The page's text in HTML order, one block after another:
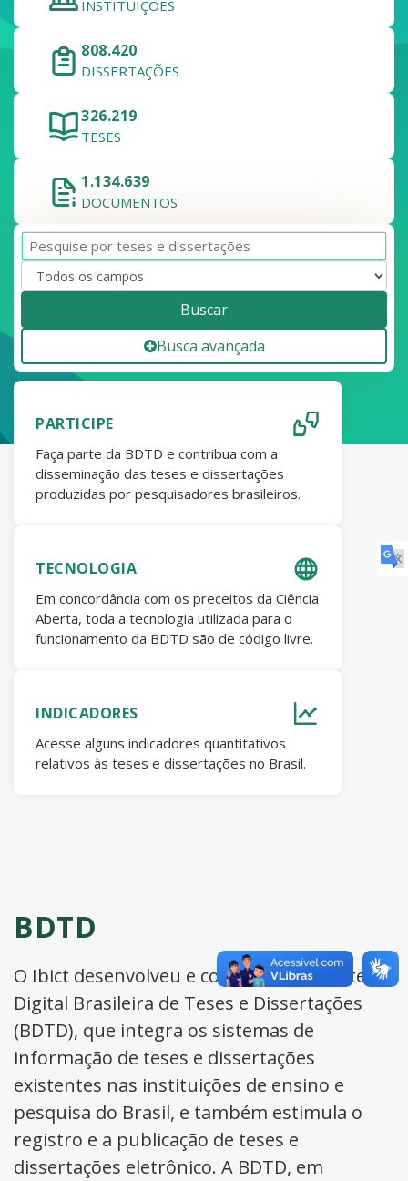
INSTITUIÇÕES
808.420
DISSERTAÇÕES
326.219
TESES
1.134.639
DOCUMENTOS
Buscar
Busca avançada
PARTICIPE
Faça parte da BDTD e contribua com a
disseminação das teses e dissertações
produzidas por pesquisadores brasileiros.
TECNOLOGIA
Em concordância com os preceitos da Ciência
Aberta, toda a tecnologia utilizada para o
funcionamento da BDTD são de código livre.
INDICADORES
Acesse alguns indicadores quantitativos
relativos às teses e dissertações no Brasil.
BDTD
O Ibict desenvolveu e coordena a Biblioteca
Digital Brasileira de Teses e Dissertações
(BDTD), que integra os sistemas de
informação de teses e dissertações
existentes nas instituições de ensino e
pesquisa do Brasil, e também estimula o
registro e a publicação de teses e
dissertações eletrônico. A BDTD, em